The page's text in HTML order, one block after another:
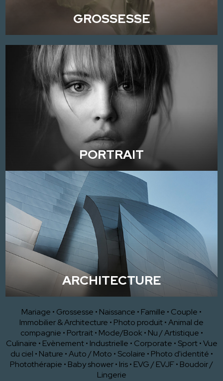
GROSSESSE
PORTRAIT
ARCHITECTURE
Mariage • Grossesse • Naissance • Famille • Couple •
Immobilier & Architecture • Photo produit•Animal de
compagnie • Portrait • Mode/Book • Nu / Artistique •
Culinaire • Evènement • Industrielle • Corporate • Sport •Vue
du ciel • Nature •Auto / Moto • Scolaire • Photo d'identité •
Photothérapie • Baby shower• Iris• EVG / EVJF• Boudoir /
Lingerie